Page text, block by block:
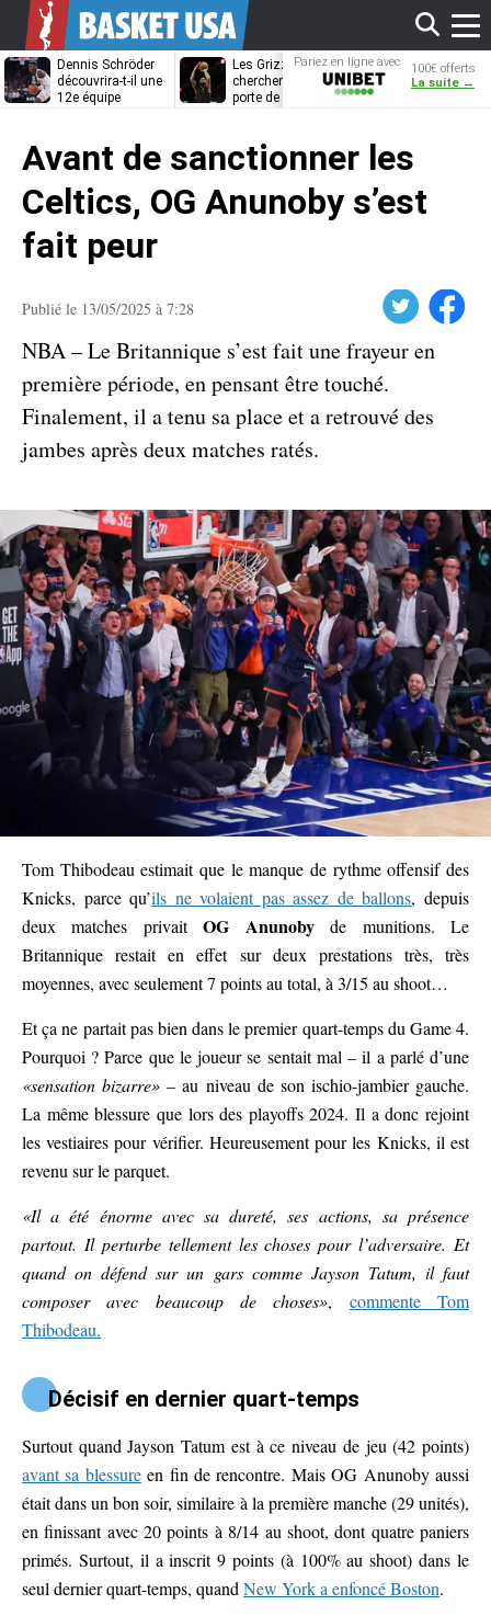
Dennis Schröder
découvrira-t-il une
12e équipe
Les Grizzlies
cherchent déjà une
porte de sortie
Dwane Casey
bientôt coach
Pariez en ligne avec
Unibet
100€ offerts
La suite →
Avant de sanctionner les
Celtics, OG Anunoby s’est
fait peur
Publié le 13/05/2025 à 7:28 Facebook
NBA – Le Britannique s’est fait une frayeur en
première période, en pensant être touché.
Finalement, il a tenu sa place et a retrouvé des
jambes après deux matches ratés.
Tom Thibodeau estimait que le manque de rythme offensif des
Knicks, parce qu’ils ne volaient pas assez de ballons, depuis
deux matches privaitOG Anunobyde munitions. Le
Britannique restait en effet sur deux prestations très, très
moyennes, avec seulement 7 points au total, à 3/15 au shoot…
Et ça ne partait pas bien dans le premier quart-temps du Game 4.
Pourquoi ? Parce que le joueur se sentait mal – il a parlé d’une
«sensation bizarre» – au niveau de son ischio-jambier gauche.
La même blessure que lors des playoffs 2024. Il a donc rejoint
les vestiaires pour vérifier. Heureusement pour les Knicks, il est
revenu sur le parquet.
«Il a été énorme avec sa dureté, ses actions, sa présence
partout. Il perturbe tellement les choses pour l’adversaire. Et
quand on défend sur un gars comme Jayson Tatum, il faut
composer avec beaucoup de choses», commente Tom
Thibodeau.
Décisif en dernier quart-temps
Surtout quand Jayson Tatum est à ce niveau de jeu (42 points)
avant sa blessureen fin de rencontre. Mais OG Anunoby aussi
était dans un bon soir, similaire à la première manche (29 unités),
en finissant avec 20 points à 8/14 au shoot, dont quatre paniers
primés. Surtout, il a inscrit 9 points (à 100% au shoot) dans le
seul dernier quart-temps, quandNew York a enfoncé Boston.